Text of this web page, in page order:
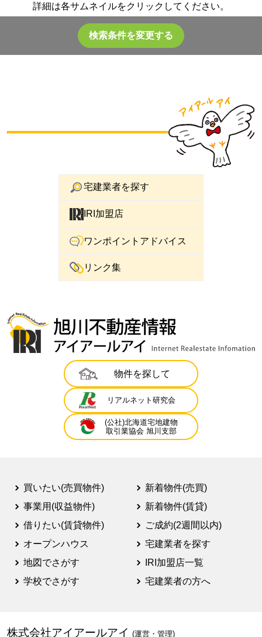
詳細は各サムネイルをクリックしてください。
検索条件を変更する
宅建業者を探す
IRI加盟店
ワンポイントアドバイス
リンク集
物件を探して
リアルネット研究会
(公社)北海道宅地建物
取引業協会 旭川支部
買いたい(売買物件)
事業用(収益物件)
借りたい(賃貸物件)
オープンハウス
地図でさがす
学校でさがす
新着物件(売買)
新着物件(賃貸)
ご成約(2週間以内)
宅建業者を探す
IRI加盟店一覧
宅建業者の方へ
株式会社アイアールアイ (運営・管理)